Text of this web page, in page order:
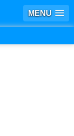
MENU